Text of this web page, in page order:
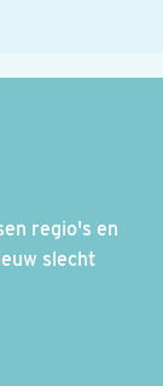
regio's en
slecht